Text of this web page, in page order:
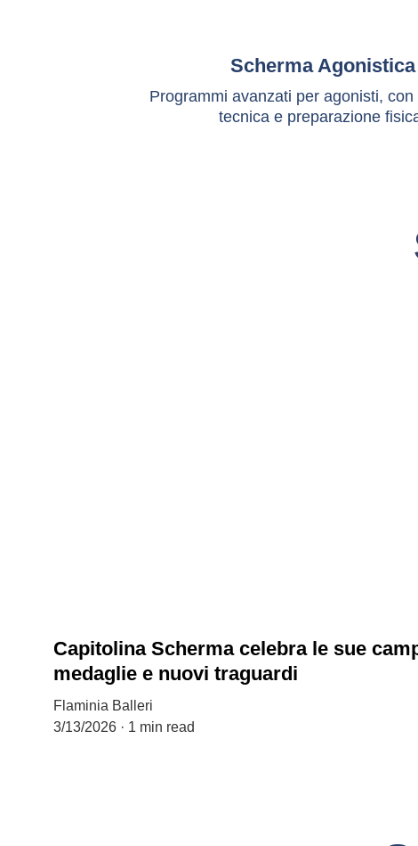
Scherma Agonistica
Programmi avanzati per agonisti,
tecnica e preparazione
Capitolina Scherma celebra le sue
medaglie e nuovi traguardi
Flaminia Balleri
3/13/2026
1 min read